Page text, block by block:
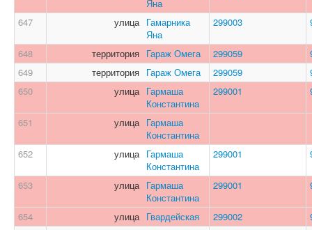
Яна
647 улица Гамарника
Яна
299003
648 территория Гараж Омега 299059
649
территория Гараж Омега 299059
650
улица Гармаша
Константина
299001
651 улица Гармаша
Константина
652
улица Гармаша
Константина
299001
653 улица Гармаша
Константина
299001
654 улица Гвардейская 299002